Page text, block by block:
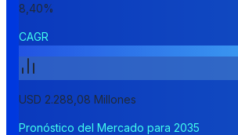
8,40%
CAGR
USD 2.288,08 Millones
Pronóstico del Mercado para 2035